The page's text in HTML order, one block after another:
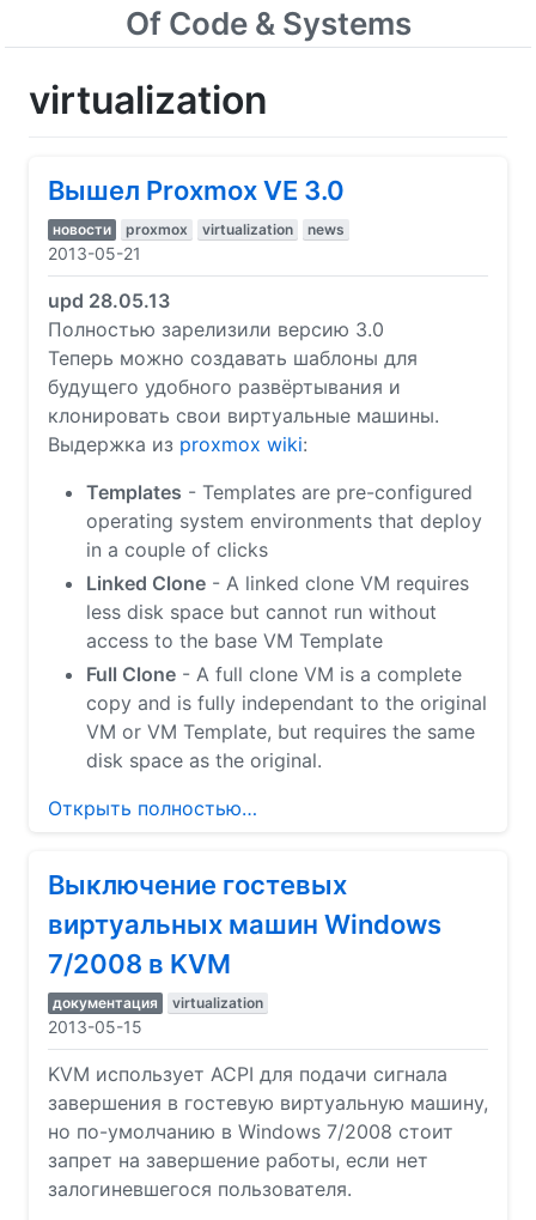
Of Code & Systems
virtualization
Вышел Proxmox VE 3.0
новости proxmox virtualization news
2013-05-21
upd 28.05.13
Полностью зарелизили версию 3.0
Теперь можно создавать шаблоны для
будущего удобного развёртывания и
клонировать свои виртуальные машины.
Выдержка из proxmox wiki:
Templates - Templates are pre-configured
operating system environments that deploy
in a couple of clicks
Linked Clone - A linked clone VM requires
less disk space but cannot run without
access to the base VM Template
Full Clone - A full clone VM is a complete
copy and is fully independant to the original
VM or VM Template, but requires the same
disk space as the original.
Открыть полностью…
Выключение гостевых
виртуальных машин Windows
7/2008 в KVM
документация virtualization
2013-05-15
KVM использует ACPI для подачи сигнала
завершения в гостевую виртуальную машину,
но по-умолчанию в Windows 7/2008 стоит
запрет на завершение работы, если нет
залогиневшегося пользователя.